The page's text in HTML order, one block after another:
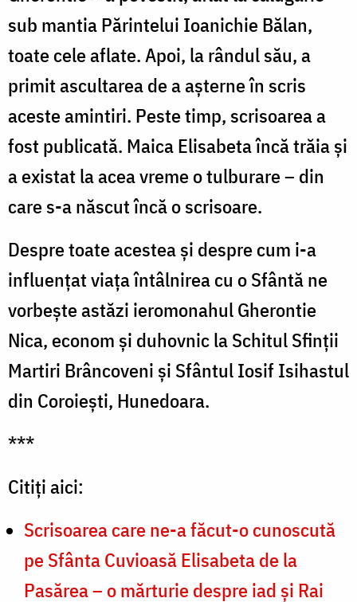
sub mantia Părintelui Ioanichie Bălan,
toate cele aflate. Apoi, la rândul său, a
primit ascultarea de a așterne în scris
aceste amintiri. Peste timp, scrisoarea a
fost publicată. Maica Elisabeta încă trăia și
a existat la acea vreme o tulburare – din
care s-a născut încă o scrisoare.
Despre toate acestea și despre cum i-a
influențat viața întâlnirea cu o Sfântă ne
vorbește astăzi ieromonahul Gherontie
Nica, econom și duhovnic la Schitul Sfinții
Martiri Brâncoveni și Sfântul Iosif Isihastul
din Coroiești, Hunedoara.
***
Citiți aici:
Scrisoarea care ne-a făcut-o cunoscută
pe Sfânta Cuvioasă Elisabeta de la
Pasărea – o mărturie despre iad și Rai